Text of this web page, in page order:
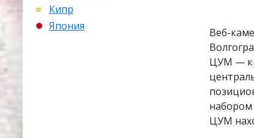
Кипр
Япония
Веб-
ЦУМ —
набором
ЦУМ